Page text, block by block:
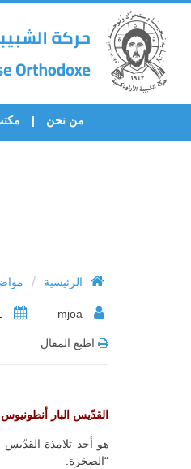
من نحن
الرئيسية /
اطبع المقال
القدّيس البار
هو أحد تلامذة
“الصخرة.